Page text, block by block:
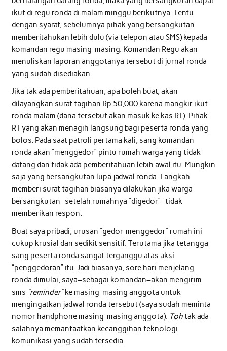
ikut di regu ronda di malam minggu berikutnya. Tentu
dengan syarat, sebelumnya pihak yang bersangkutan
memberitahukan lebih dulu (via telepon atau SMS) kepada
komandan regu masing-masing. Komandan Regu akan
menuliskan laporan anggotanya tersebut di jurnal ronda
yang sudah disediakan.
Jika tak ada pemberitahuan, apa boleh buat, akan
dilayangkan surat tagihan Rp 50,000 karena mangkir ikut
ronda malam (dana tersebut akan masuk ke kas RT). Pihak
RT yang akan menagih langsung bagi peserta ronda yang
bolos. Pada saat patroli pertama kali, sang komandan
ronda akan “menggedor” pintu rumah warga yang tidak
datang dan tidak ada pemberitahuan lebih awal itu. Mungkin
saja yang bersangkutan lupa jadwal ronda. Langkah
memberi surat tagihan biasanya dilakukan jika warga
bersangkutan–setelah rumahnya “digedor”–tidak
memberikan respon.
Buat saya pribadi, urusan “gedor-menggedor” rumah ini
cukup krusial dan sedikit sensitif. Terutama jika tetangga
sang peserta ronda sangat terganggu atas aksi
“penggedoran” itu. Jadi biasanya, sore hari menjelang
ronda dimulai, saya–sebagai komandan–akan mengirim
sms “reminder”ke masing-masing anggota untuk
mengingatkan jadwal ronda tersebut (saya sudah meminta
nomor handphone masing-masing anggota). Tohtak ada
salahnya memanfaatkan kecanggihan teknologi
komunikasi yang sudah tersedia.